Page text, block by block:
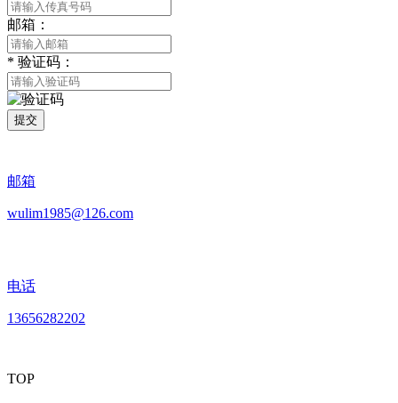
邮箱：
* 验证码：
提交
邮箱
wulim1985@126.com
电话
13656282202
TOP